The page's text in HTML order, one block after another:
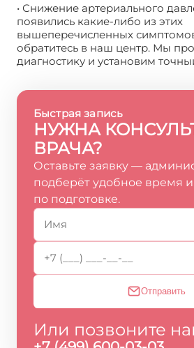
• Снижение артериального
появились какие-либо из этих
вышеперечисленных
обратитесь в наш центр. Мы
диагностику и установим
Быстрая запись
НУЖНА
ВРАЧА?
Оставьте заявку —
подберёт удобное время
по подготовке.
Отправить
Или позвоните